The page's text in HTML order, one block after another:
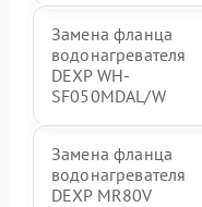
Замена фланца
водонагревателя
DEXP WH-
SF050MDAL/W
Замена фланца
водонагревателя
DEXP MR80V